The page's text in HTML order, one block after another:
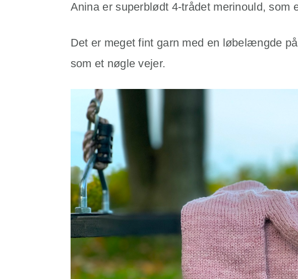
Anina er superblødt 4-trådet merinould, som
Det er meget fint garn med en løbelængde
som et nøgle vejer.